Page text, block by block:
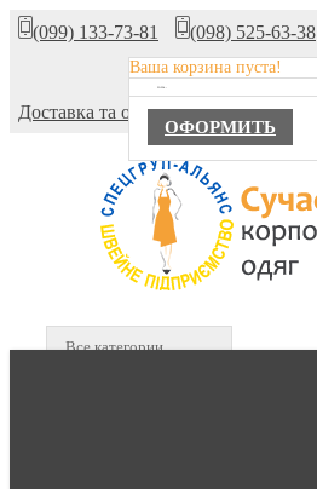
(099) 133-73-81 (098) 525-63-38
Доставка та оплата
Все категории
Ваша корзина пуста!
ОФОРМИТЬ